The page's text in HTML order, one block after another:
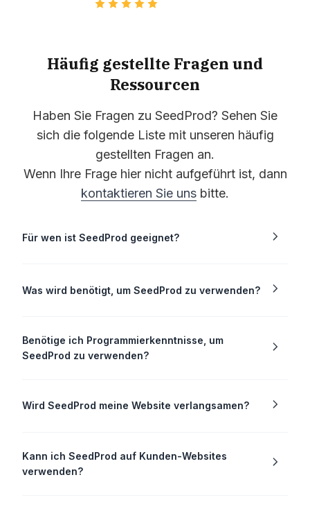
Nur das, das Plugin ist sehr
nützlich, einfach und leicht
anzupassen. 5/5 Sterne
walkovik
WordPress.org-Benutzer
Häufig gestellte Fragen und
Ressourcen
Haben Sie Fragen zu SeedProd? Sehen Sie
sich die folgende Liste mit unseren häufig
gestellten Fragen an.
Wenn Ihre Frage hier nicht aufgeführt ist, dann
kontaktieren Sie uns bitte.
Für wen ist SeedProd geeignet?
Was wird benötigt, um SeedProd zu verwenden?
Benötige ich Programmierkenntnisse, um
SeedProd zu verwenden?
Wird SeedProd meine Website verlangsamen?
Kann ich SeedProd auf Kunden-Websites
verwenden?